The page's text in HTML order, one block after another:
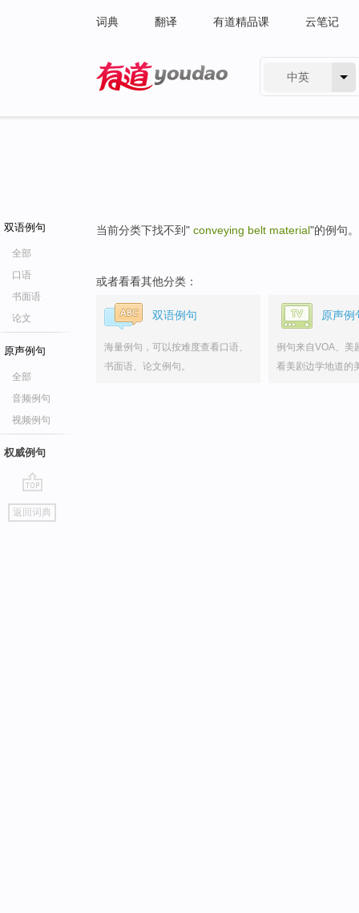
词典 翻译 有道精品课 云笔记
中英
双语例句
全部
口语
书面语
论文
原声例句
全部
音频例句
视频例句
权威例句
go
top
返回词典
当前分类下找不到" conveying belt material"的例句。
或者看看其他分类：
双语例句
海量例句，可以按难度查看口语、
书面语、论文例句。
原声例
例句来自VOA、美
看美剧边学地道的